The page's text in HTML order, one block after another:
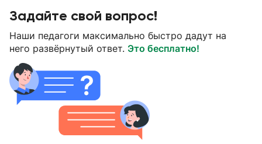
Задайте свой вопрос!
Наши педагоги максимально быстро дадут на
него развёрнутый ответ. Это бесплатно!